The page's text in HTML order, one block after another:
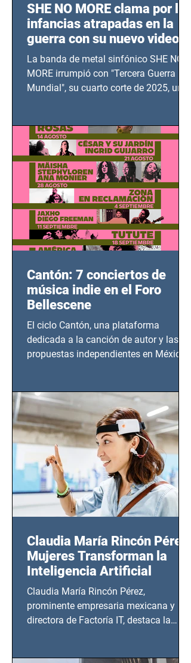
SHE NO MORE clama por las
infancias atrapadas en la
guerra con su nuevo video
TERCERA GUERRA
MUNDIAL
La banda de metal sinfónico SHE NO
MORE irrumpió con "Tercera Guerra
Mundial", su cuarto corte de 2025, un
bélicos.
Cantón: 7 conciertos de
música indie en el Foro
Bellescene
El ciclo Cantón, una plataforma
dedicada a la canción de autor y las
propuestas independientes en México,
CDMX), todos los miércoles a partir del
14 de agosto al 25 de septiembre, a las
20:00 horas.
Claudia María Rincón Pérez:
Mujeres Transforman la
Inteligencia Artificial
Claudia María Rincón Pérez,
prominente empresaria mexicana y
directora de Factoría IT, destaca la